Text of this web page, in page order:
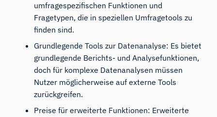
umfragespezifischen Funktionen und
Fragetypen, die in speziellen Umfragetools zu
finden sind.
Grundlegende Tools zur Datenanalyse: Es bietet
grundlegende Berichts- und Analysefunktionen,
doch für komplexe Datenanalysen müssen
Nutzer möglicherweise auf externe Tools
zurückgreifen.
Preise für erweiterte Funktionen: Erweiterte